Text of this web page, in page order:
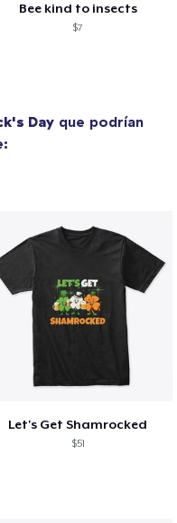
Bee kind to insects
$7
Day que podrían
Let's Get Shamrocked
$51